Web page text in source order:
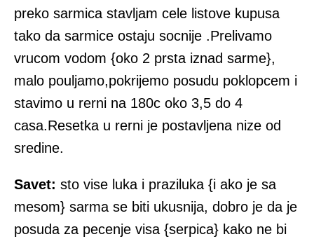
preko sarmica stavljam cele listove kupusa
tako da sarmice ostaju socnije .Prelivamo
vrucom vodom {oko 2 prsta iznad sarme},
malo pouljamo,pokrijemo posudu poklopcem i
stavimo u rerni na 180c oko 3,5 do 4
casa.Resetka u rerni je postavljena nize od
sredine.
Savet: sto vise luka i praziluka {i ako je sa
mesom} sarma se biti ukusnija, dobro je da je
posuda za pecenje visa {serpica} kako ne bi